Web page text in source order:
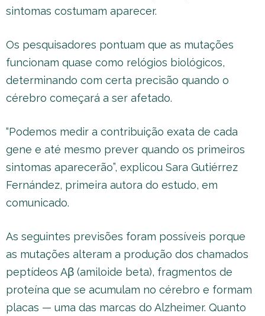
sintomas costumam aparecer.
Os pesquisadores pontuam que as mutações
funcionam quase como relógios biológicos,
determinando com certa precisão quando o
cérebro começará a ser afetado.
“Podemos medir a contribuição exata de cada
gene e até mesmo prever quando os primeiros
sintomas aparecerão”, explicou Sara Gutiérrez
Fernández, primeira autora do estudo, em
comunicado.
As seguintes previsões foram possíveis porque
as mutações alteram a produção dos chamados
peptídeos Aβ (amiloide beta), fragmentos de
proteína que se acumulam no cérebro e formam
placas — uma das marcas do Alzheimer. Quanto